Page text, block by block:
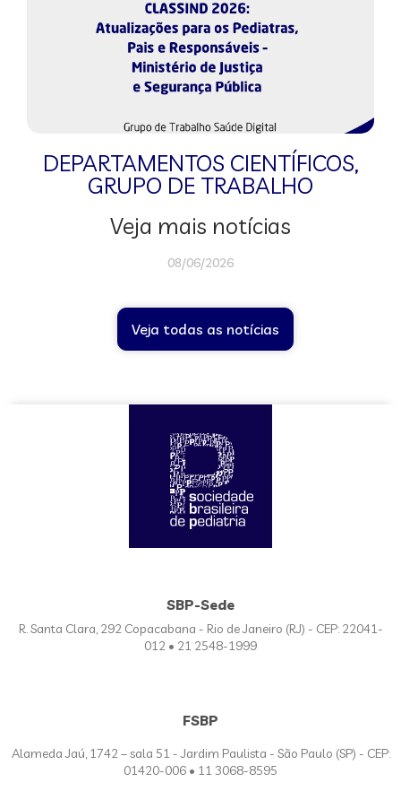
DEPARTAMENTOS CIENTÍFICOS,
GRUPO DE TRABALHO
Veja mais notícias
08/06/2026
Veja todas as notícias
SBP-Sede
R. Santa Clara, 292 Copacabana - Rio de Janeiro (RJ) - CEP: 22041-
012 • 21 2548-1999
FSBP
Alameda Jaú, 1742 – sala 51 - Jardim Paulista - São Paulo (SP) - CEP:
01420-006 • 11 3068-8595